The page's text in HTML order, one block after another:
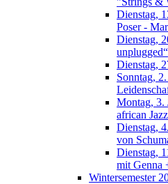
Dienstag,
Poser -
Dienstag,
unplugged“
Dienstag,
Sonntag,
Montag, 3.
african
Dienstag,
von
Dienstag,
mit Genna
Wintersemester